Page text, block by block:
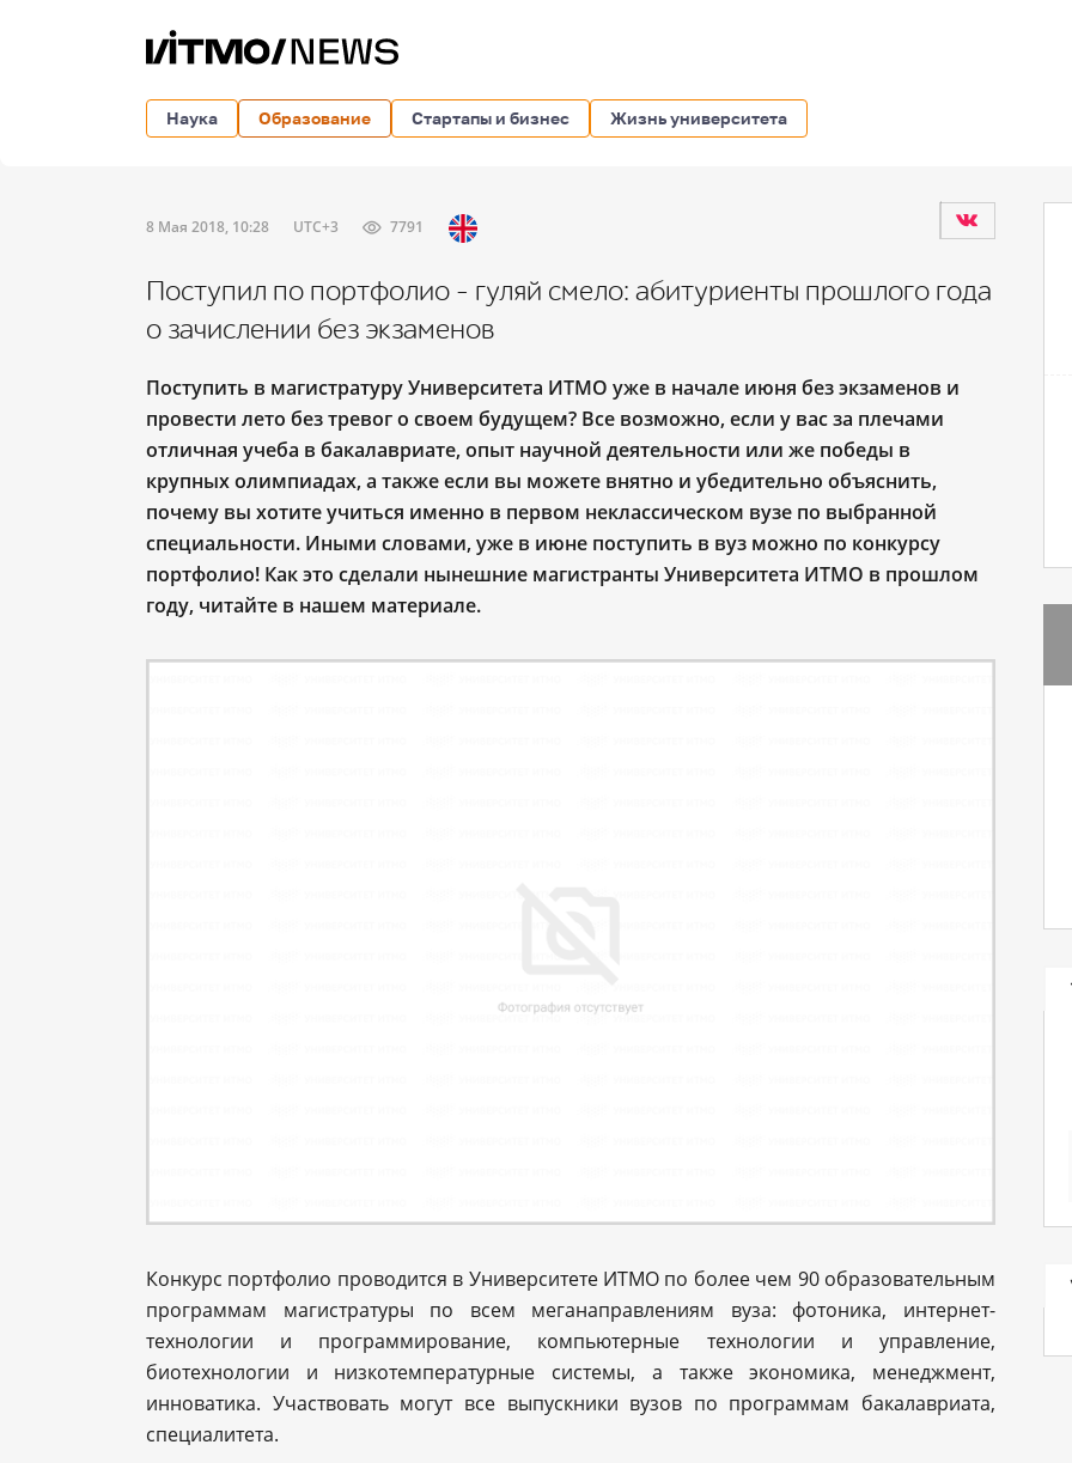
Наука Образование Стартапы и бизнес Жизнь университета
8 Мая 2018, 10:28 UTC+3 7791
Поступил по портфолио – гуляй смело: абитуриенты прошлого года
о зачислении без экзаменов
Поступить в магистратуру Университета ИТМО уже в начале июня без экзаменов и
провести лето без тревог о своем будущем? Все возможно, если у вас за плечами
отличная учеба в бакалавриате, опыт научной деятельности или же победы в
крупных олимпиадах, а также если вы можете внятно и убедительно объяснить,
почему вы хотите учиться именно в первом неклассическом вузе по выбранной
специальности. Иными словами, уже в июне поступить в вуз можно по конкурсу
портфолио! Как это сделали нынешние магистранты Университета ИТМО в прошлом
году, читайте в нашем материале.
Конкурс портфолио проводится в Университете ИТМО по более чем 90 образовательным
программам магистратуры по всем меганаправлениям вуза: фотоника, интернет-
технологии и программирование, компьютерные технологии и управление,
биотехнологии и низкотемпературные системы, а также экономика, менеджмент,
инноватика. Участвовать могут все выпускники вузов по программам бакалавриата,
специалитета.